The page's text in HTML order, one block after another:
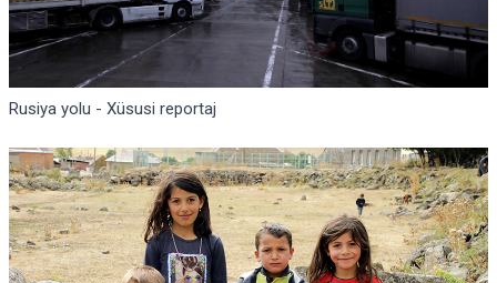
Rusiya yolu - Xüsusi reportaj